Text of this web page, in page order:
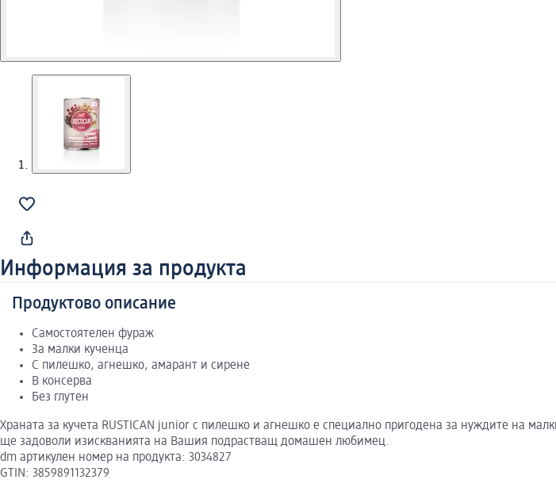
Информация за продукта
Продуктово описание
Самостоятелен фураж
За малки кученца
С пилешко, агнешко, амарант и сирене
В консерва
Без глутен
Храната за кучета RUSTICAN junior с пилешко и агнешко е специално пригодена за нуждите на
ще задоволи изискванията на Вашия подрастващ домашен любимец.
dm артикулен номер на продукта: 3034827
GTIN: 3859891132379